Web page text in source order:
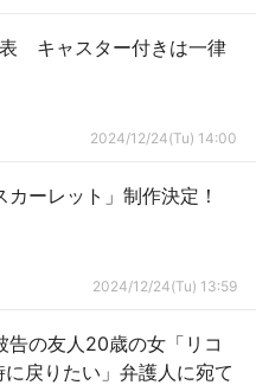
キャスター付きは一律
2024/12/24(Tu) 14:00
ーレット」制作決定！
2024/12/24(Tu) 13:59
の友人20歳の女「リコ
戻りたい」弁護人に宛て